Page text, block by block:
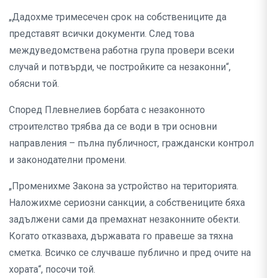
„Дадохме тримесечен срок на собствениците да
представят всички документи. След това
междуведомствена работна група провери всеки
случай и потвърди, че постройките са незаконни“,
обясни той.
Според Плевнелиев борбата с незаконното
строителство трябва да се води в три основни
направления – пълна публичност, граждански контрол
и законодателни промени.
„Променихме Закона за устройство на територията.
Наложихме сериозни санкции, а собствениците бяха
задължени сами да премахнат незаконните обекти.
Когато отказваха, държавата го правеше за тяхна
сметка. Всичко се случваше публично и пред очите на
хората“, посочи той.